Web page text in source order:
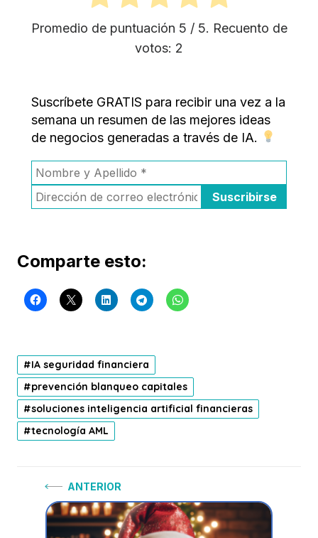
Promedio de puntuación 5 / 5. Recuento de
votos: 2
Suscríbete GRATIS para recibir una vez a la
semana un resumen de las mejores ideas
de negocios generadas a través de IA.
Comparte esto:
IA seguridad financiera
prevención blanqueo capitales
soluciones inteligencia artificial financieras
tecnología AML
Navegación
ANTERIOR
Anterior: